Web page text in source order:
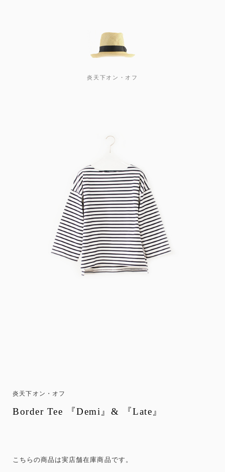
炎天下オン・オフ
炎天下オン・オフ
Border Tee 『Demi』& 『Late』
こちらの商品は実店舗在庫商品です。